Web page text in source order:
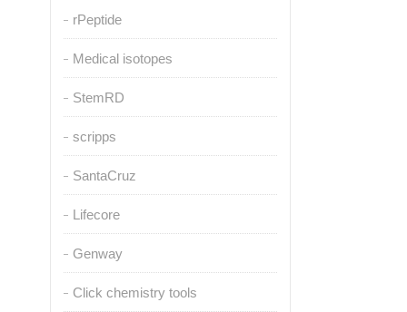
rPeptide
Medical isotopes
StemRD
scripps
SantaCruz
Lifecore
Genway
Click chemistry tools